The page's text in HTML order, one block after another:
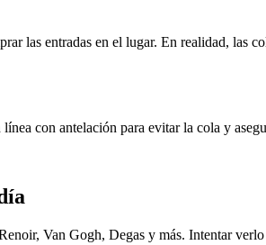
las entradas en el lugar. En realidad, las
con antelación para evitar la cola y
Van Gogh, Degas y más. Intentar